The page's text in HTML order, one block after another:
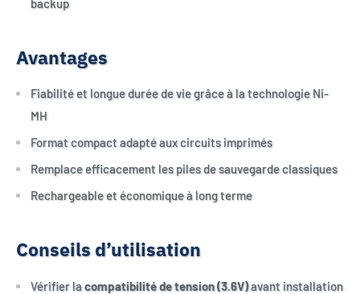
backup
Avantages
Fiabilité et longue durée de vie grâce à la technologie Ni-
MH
Format compact adapté aux circuits imprimés
Remplace efficacement les piles de sauvegarde classiques
Rechargeable et économique à long terme
Conseils d’utilisation
Vérifier lacompatibilité de tension (3.6V)avant installation